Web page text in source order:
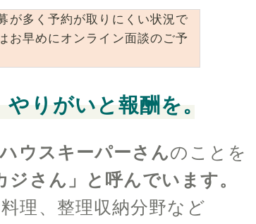
が多く予約が取りにくい状況で
お早めにオンライン面談のご予
りがいと報酬を。
ウスキーパーさんのことを
ジさん」と呼んでいます。
理、整理収納分野など